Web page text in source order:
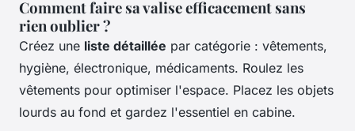
Comment faire sa valise efficacement sans
rien oublier ?
Créez une liste détaillée par catégorie : vêtements,
hygiène, électronique, médicaments. Roulez les
vêtements pour optimiser l'espace. Placez les objets
lourds au fond et gardez l'essentiel en cabine.